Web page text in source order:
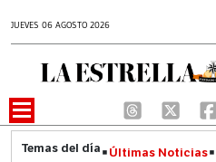
JUEVES 06 AGOSTO 2026
Últimas Noticias